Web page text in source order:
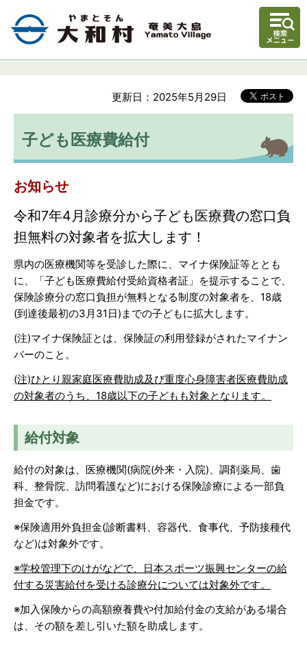
更新日：2025年5月29日
子ども医療費給付
お知らせ
令和7年4月診療分から子ども医療費の窓口負
担無料の対象者を拡大します！
県内の医療機関等を受診した際に、マイナ保険証等ととも
に、「子ども医療費給付受給資格者証」を提示することで、
保険診療分の窓口負担が無料となる制度の対象者を、18歳
(到達後最初の3月31日)までの子どもに拡大します。
(注)マイナ保険証とは、保険証の利用登録がされたマイナン
バーのこと。
(注)ひとり親家庭医療費助成及び重度心身障害者医療費助成
の対象者のうち、18歳以下の子どもも対象となります。
給付対象
給付の対象は、医療機関(病院(外来・入院)、調剤薬局、歯
科、整骨院、訪問看護など)における保険診療による一部負
担金です。
※保険適用外負担金(診断書料、容器代、食事代、予防接種代
など)は対象外です。
※学校管理下のけがなどで、日本スポーツ振興センターの給
付する災害給付を受ける診療分については対象外です。
※加入保険からの高額療養費や付加給付金の支給がある場合
は、その額を差し引いた額を助成します。